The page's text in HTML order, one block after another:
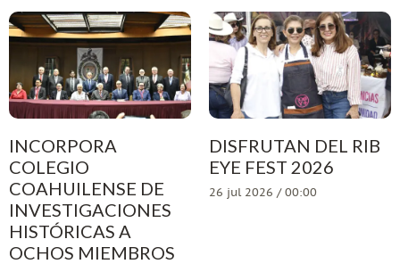
INCORPORA
COLEGIO
COAHUILENSE DE
INVESTIGACIONES
HISTÓRICAS A
OCHOS MIEMBROS
DISFRUTAN DEL RIB
EYE FEST 2026
26 jul 2026 / 00:00